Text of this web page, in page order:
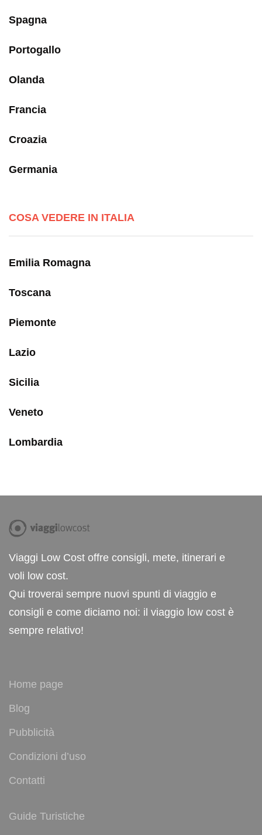
Spagna
Portogallo
Olanda
Francia
Croazia
Germania
COSA VEDERE IN ITALIA
Emilia Romagna
Toscana
Piemonte
Lazio
Sicilia
Veneto
Lombardia
Viaggi Low Cost offre consigli, mete, itinerari e
voli low cost.
Qui troverai sempre nuovi spunti di viaggio e
consigli e come diciamo noi: il viaggio low cost è
sempre relativo!
Home page
Blog
Pubblicità
Condizioni d’uso
Contatti
Guide Turistiche